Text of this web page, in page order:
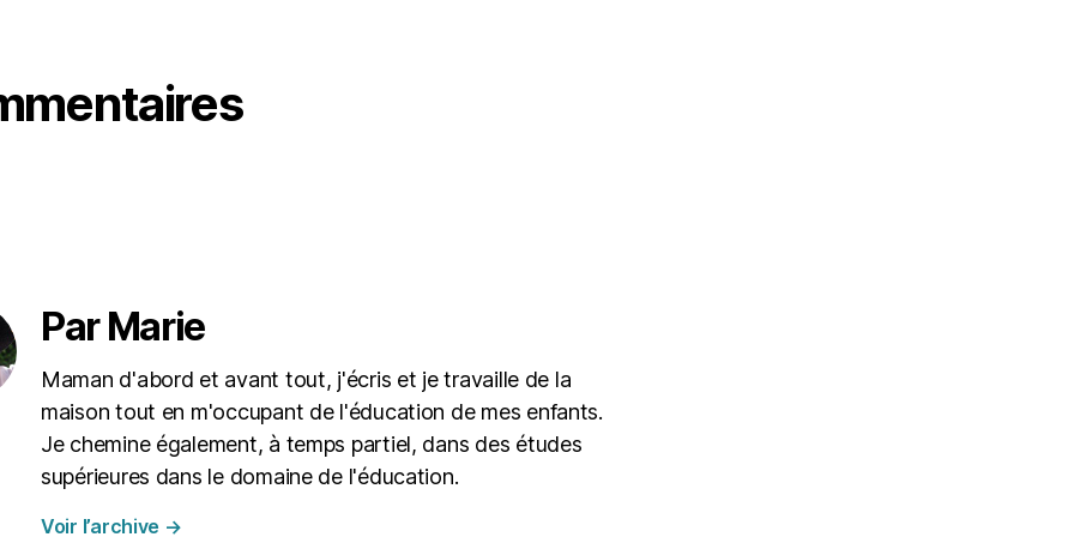
Par Marie
Maman d'abord et avant tout, j'écris et je travaille de la
maison tout en m'occupant de l'éducation de mes enfants.
Je chemine également, à temps partiel, dans des études
supérieures dans le domaine de l'éducation.
Voir l’archive →